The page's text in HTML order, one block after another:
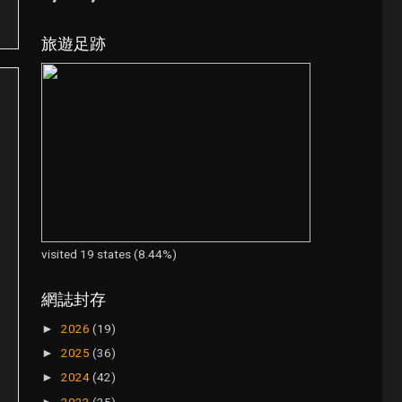
旅遊足跡
visited 19 states (8.44%)
網誌封存
► 2026 (19)
► 2025 (36)
► 2024(42)